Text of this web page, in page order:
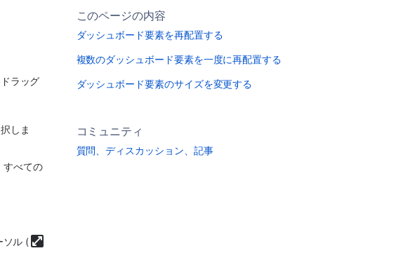
ラッグ
しま
すべての
ソル (
このページの内容
ダッシュボード要素を再配置する
複数のダッシュボード要素を一度に再配置する
ダッシュボード要素のサイズを変更する
コミュニティ
質問、ディスカッション、記事